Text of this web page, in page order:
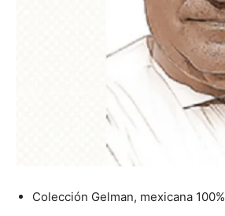
Colección Gelman, mexicana 100%